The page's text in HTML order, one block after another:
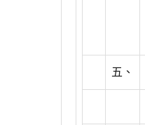
五、